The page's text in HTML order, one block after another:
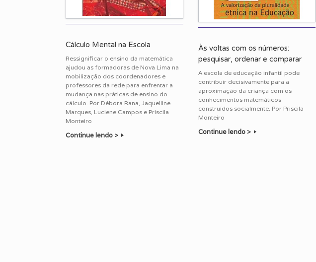
Cálculo Mental na Escola
Ressignificar o ensino da matemática
ajudou as formadoras de Nova Lima na
mobilização dos coordenadores e
professores da rede para enfrentar a
mudança nas práticas de ensino do
cálculo. Por Débora Rana, Jaquelline
Marques, Luciene Campos e Priscila
Monteiro
Continue lendo >
Às voltas com os números:
pesquisar, ordenar e comparar
A escola de educação infantil pode
contribuir decisivamente para a
aproximação da criança com os
conhecimentos matemáticos
construídos socialmente. Por Priscila
Monteiro
Continue lendo >